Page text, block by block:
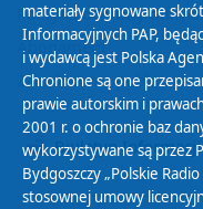
Polityka ochrony
Abonament
Zamówienia publiczne
Biuletyn
materiały sygnowane
Informacyjnych PAP,
i wydawcą jest Polska
Chronione są one
prawie autorskim i
2001 r. o ochronie baz
wykorzystywane są przez
Bydgoszczy „Polskie
stosownej umowy